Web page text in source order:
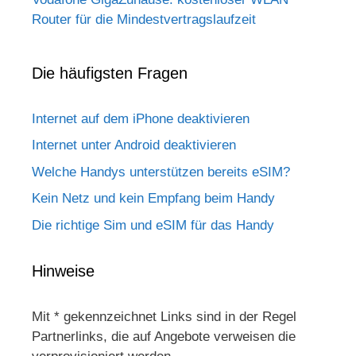
Router für die Mindestvertragslaufzeit
Die häufigsten Fragen
Internet auf dem iPhone deaktivieren
Internet unter Android deaktivieren
Welche Handys unterstützen bereits eSIM?
Kein Netz und kein Empfang beim Handy
Die richtige Sim und eSIM für das Handy
Hinweise
Mit * gekennzeichnet Links sind in der Regel
Partnerlinks, die auf Angebote verweisen die